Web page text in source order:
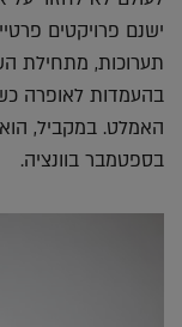
ישנם פרויקטים
תערוכות, מתחילת
בהעמדות לאופרה
האמלט. במקביל,
בספטמבר בוונציה.